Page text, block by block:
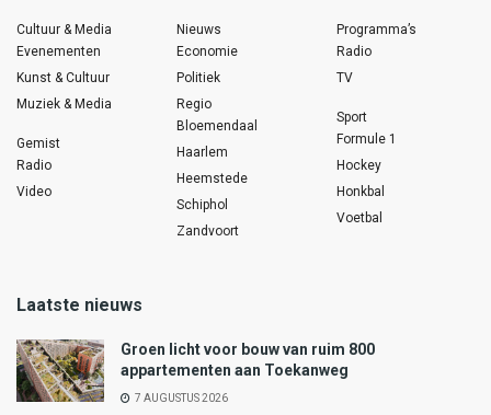
Cultuur & Media
Evenementen
Kunst & Cultuur
Muziek & Media
Gemist
Radio
Video
Nieuws
Economie
Politiek
Regio
Bloemendaal
Haarlem
Heemstede
Schiphol
Zandvoort
Programma’s
Radio
TV
Sport
Formule 1
Hockey
Honkbal
Voetbal
Laatste nieuws
Groen licht voor bouw van ruim 800
appartementen aan Toekanweg
7 AUGUSTUS 2026